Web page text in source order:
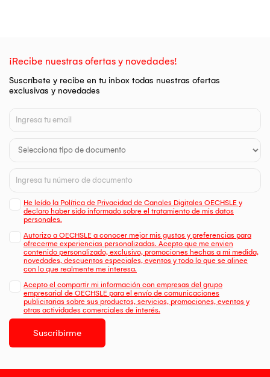
¡Recibe nuestras ofertas y novedades!
Suscríbete y recibe en tu inbox todas nuestras ofertas
exclusivas y novedades
He leído la Política de Privacidad de Canales Digitales OECHSLE y
declaro haber sido informado sobre el tratamiento de mis datos
personales.
Autorizo a OECHSLE a conocer mejor mis gustos y preferencias para
ofrecerme experiencias personalizadas. Acepto que me envien
contenido personalizado, exclusivo, promociones hechas a mi medida,
novedades, descuentos especiales, eventos y todo lo que se alinee
con lo que realmente me interesa.
Acepto el compartir mi información con empresas del grupo
empresarial de OECHSLE para el envío de comunicaciones
publicitarias sobre sus productos, servicios, promociones, eventos y
otras actividades comerciales de interés.
Suscribirme